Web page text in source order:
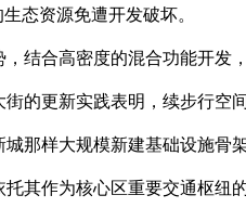
态资源免遭开发破坏。
结合高密度的混合功能开发
的更新实践表明，续步行空
那样大规模新建基础设施骨
其作为核心区重要交通枢纽